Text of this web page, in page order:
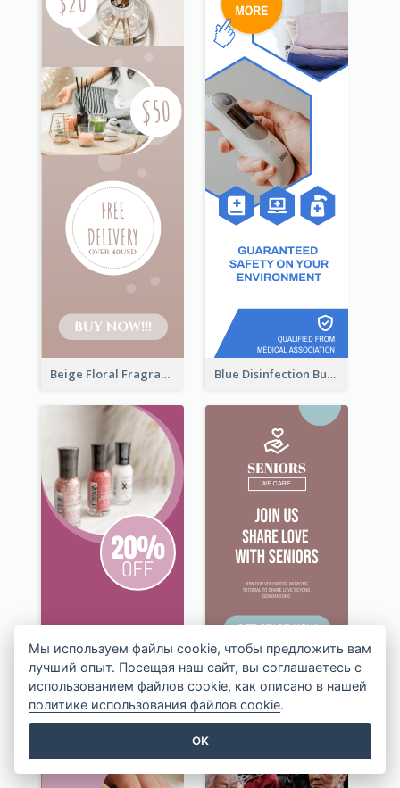
Beige Floral Fragrance Wide Skyscraper Banner Design Blue Disinfection Business Wide Skyscraper Banner Design
Мы используем файлы cookie, чтобы предложить вам
лучший опыт. Посещая наш сайт, вы соглашаетесь с
использованием файлов cookie, как описано в нашей
политике использования файлов cookie.
OK